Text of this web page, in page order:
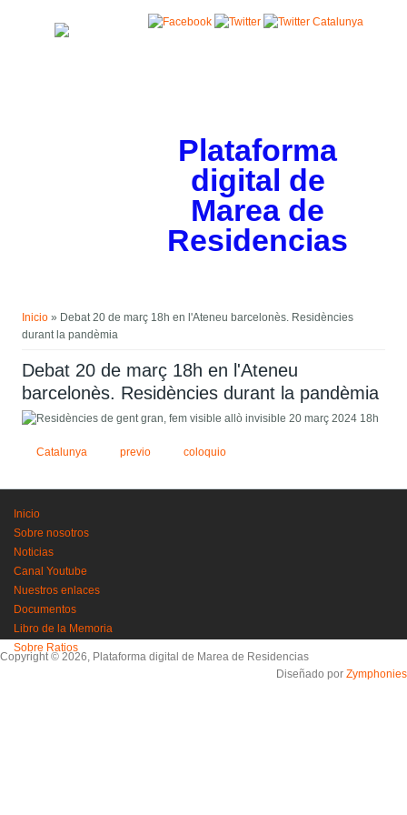
Plataforma
digital de
Marea de
Residencias
Inicio » Debat 20 de març 18h en l'Ateneu barcelonès. Residències
durant la pandèmia
Debat 20 de març 18h en l'Ateneu
barcelonès. Residències durant la pandèmia
Catalunya previo coloquio
Inicio
Sobre nosotros
Noticias
Canal Youtube
Nuestros enlaces
Documentos
Libro de la Memoria
Sobre Ratios
Copyright © 2026, Plataforma digital de Marea de Residencias
Diseñado por Zymphonies